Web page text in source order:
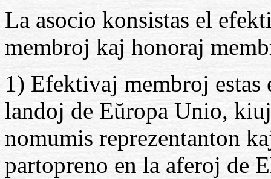
La asocio konsistas el
membroj kaj honoraj
1) Efektivaj membroj estas
landoj de Eŭropa Unio,
nomumis reprezentanton
partopreno en la aferoj de